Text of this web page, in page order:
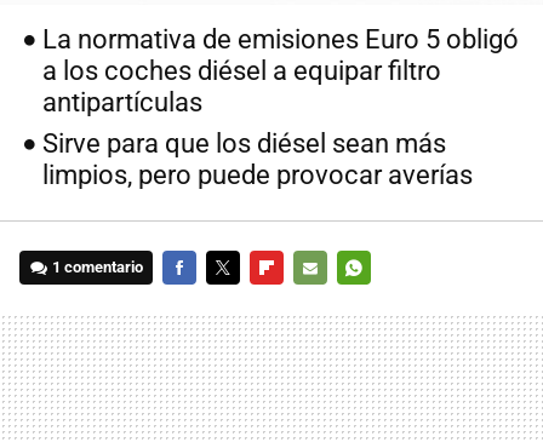
La normativa de emisiones Euro 5 obligó
a los coches diésel a equipar filtro
antipartículas
Sirve para que los diésel sean más
limpios, pero puede provocar averías
1 comentario
MAIL